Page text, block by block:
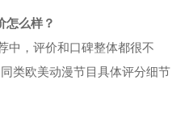
怎么样？
中，评价和口碑整体都很不
类欧美动漫节目具体评分细节